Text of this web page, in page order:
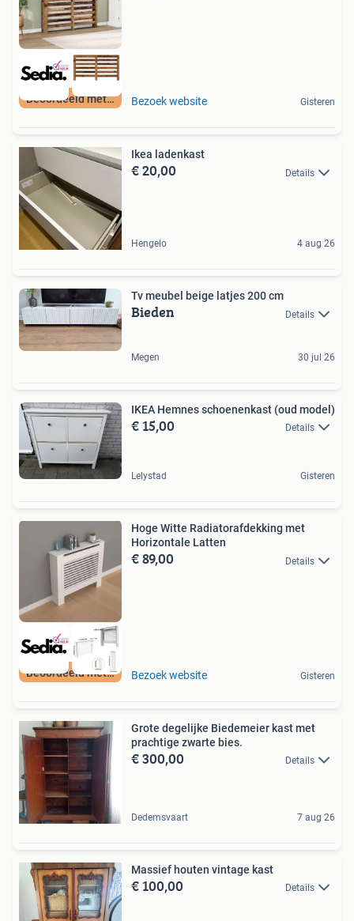
Beoordeeld met 9+ Bezoek website Gisteren
Ikea ladenkast
€ 20,00 Details
Hengelo 4 aug 26
Tv meubel beige latjes 200 cm
Bieden Details
Megen 30 jul 26
IKEA Hemnes schoenenkast (oud model)
€ 15,00 Details
Lelystad Gisteren
Beoordeeld met 9+
Hoge Witte Radiatorafdekking met
Horizontale Latten
€ 89,00 Details
Bezoek website Gisteren
Grote degelijke Biedemeier kast met
prachtige zwarte bies.
€ 300,00 Details
Dedemsvaart 7 aug 26
Massief houten vintage kast
€ 100,00 Details